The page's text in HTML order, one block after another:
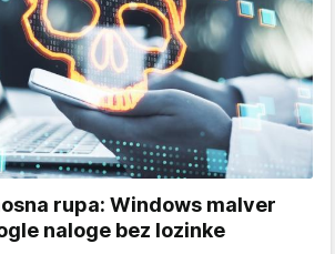
rupa: Windows malver
naloge bez lozinke